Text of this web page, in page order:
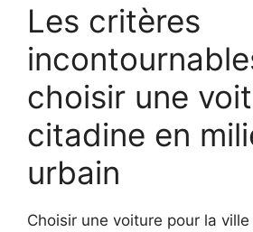
Les critères
choisir une
citadine en
urbain
Choisir une voiture pour la